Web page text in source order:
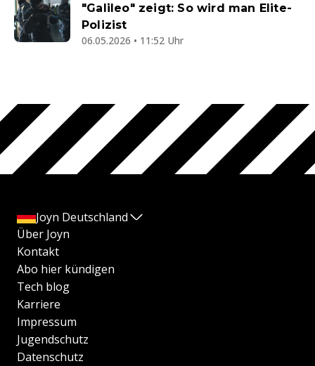
"Galileo" zeigt: So wird man Elite-
Polizist
06.05.2026 • 11:52 Uhr
Joyn Deutschland
Über Joyn
Kontakt
Abo hier kündigen
Tech blog
Karriere
Impressum
Jugendschutz
Datenschutz